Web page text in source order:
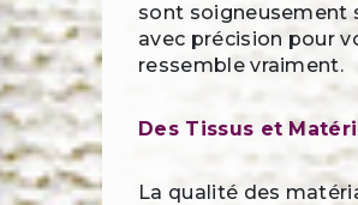
sont soigneusement
avec précision pour
ressemble vraiment.
Des Tissus et
La qualité des